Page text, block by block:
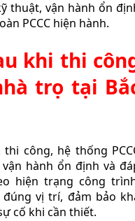
thuật, vận hành ổn
PCCC hiện hành.
khi thi
trọ tại
công, hệ thống
hành ổn định và
hiện trạng công
vị trí, đảm bảo
cố khi cần thiết.